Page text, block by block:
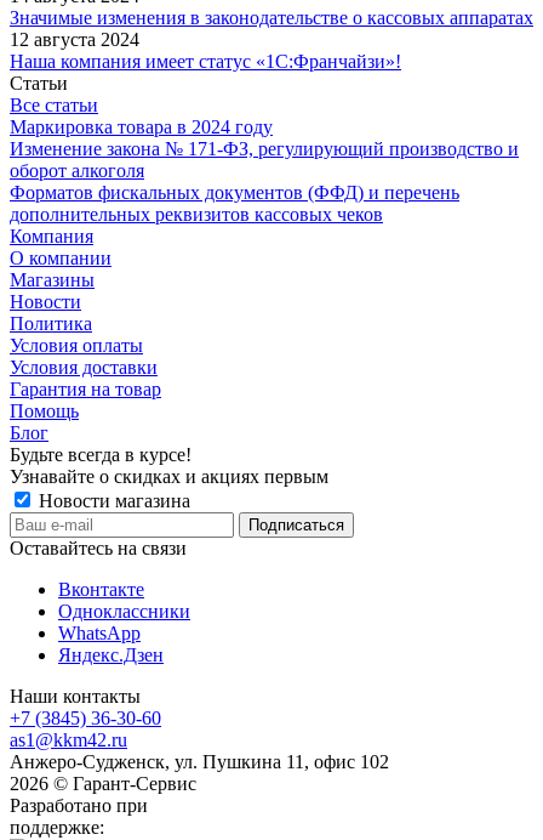
Значимые изменения в законодательстве о кассовых аппаратах
12 августа 2024
Наша компания имеет статус «1С:Франчайзи»!
Статьи
Все статьи
Маркировка товара в 2024 году
Изменение закона № 171-ФЗ, регулирующий производство и
оборот алкоголя
Форматов фискальных документов (ФФД) и перечень
дополнительных реквизитов кассовых чеков
Компания
О компании
Магазины
Новости
Политика
Условия оплаты
Условия доставки
Гарантия на товар
Помощь
Блог
Будьте всегда в курсе!
Узнавайте о скидках и акциях первым
Новости магазина
Оставайтесь на связи
Вконтакте
Одноклассники
WhatsApp
Яндекс.Дзен
Наши контакты
+7 (3845) 36-30-60
as1@kkm42.ru
Анжеро-Судженск, ул. Пушкина 11, офис 102
2026 © Гарант-Сервис
Разработано при
поддержке: